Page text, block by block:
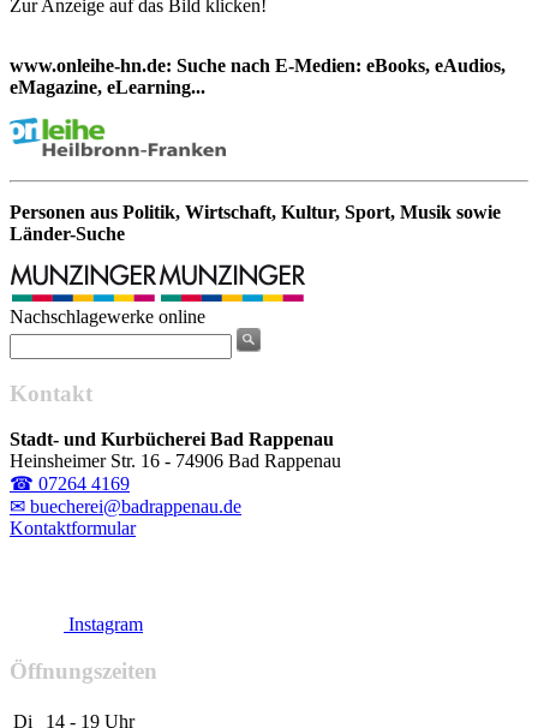
Zur Anzeige auf das Bild klicken!
www.onleihe-hn.de: Suche nach E-Medien: eBooks, eAudios,
eMagazine, eLearning...
Personen aus Politik, Wirtschaft, Kultur, Sport, Musik sowie
Länder-Suche
Nachschlagewerke online
Kontakt
Stadt- und Kurbücherei Bad Rappenau
Heinsheimer Str. 16 - 74906 Bad Rappenau
☎ 07264 4169
✉ buecherei@badrappenau.de
Kontaktformular
Instagram
Öffnungszeiten
Di 14 - 19 Uhr